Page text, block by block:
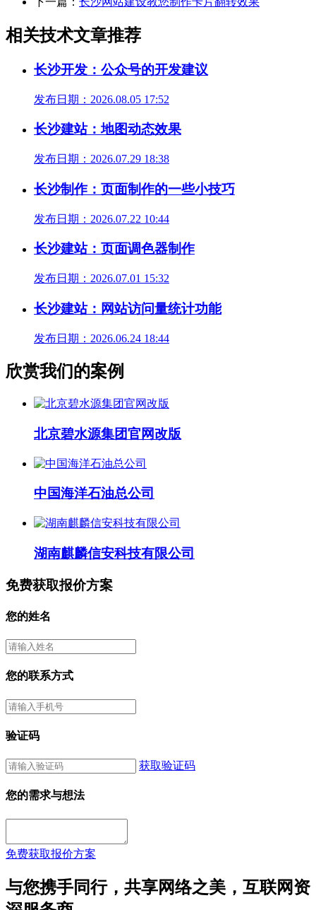
相关技术文章推荐
长沙开发：公众号的开发建议
发布日期：2026.08.05 17:52
长沙建站：地图动态效果
发布日期：2026.07.29 18:38
长沙制作：页面制作的一些小技巧
发布日期：2026.07.22 10:44
长沙建站：页面调色器制作
发布日期：2026.07.01 15:32
长沙建站：网站访问量统计功能
发布日期：2026.06.24 18:44
欣赏我们的案例
北京碧水源集团官网改版
中国海洋石油总公司
湖南麒麟信安科技有限公司
免费获取报价方案
您的姓名
您的联系方式
验证码
获取验证码
您的需求与想法
免费获取报价方案
与您携手同行，共享网络之美，互联网资